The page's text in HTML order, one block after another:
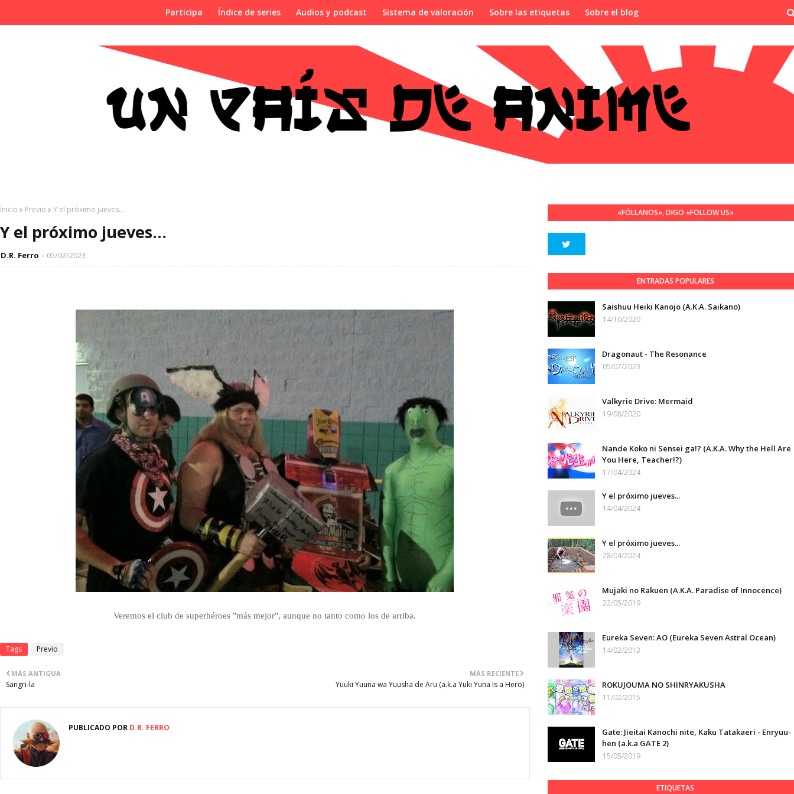
Participa Índice de series Audios y podcast Sistema de valoración Sobre las etiquetas Sobre el blog
Inicio Previo Y el próximo jueves...
Y el próximo jueves...
D.R. Ferro 05/02/2023
Veremos el club de superhéroes "más mejor", aunque no tanto como los de arriba.
Tags Previo
MÁS RECIENTE
Yuuki Yuuna wa Yuusha de Aru (a.k.a Yuki Yuna Is a Hero)
MÁS ANTIGUA
Sangri-la
PUBLICADO POR D.R. FERRO
«FÓLLANOS», DIGO «FOLLOW US»
ENTRADAS POPULARES
Saishuu Heiki Kanojo (A.K.A. Saikano)
14/10/2020
Dragonaut - The Resonance
05/07/2023
Valkyrie Drive: Mermaid
19/08/2020
Nande Koko ni Sensei ga!? (A.K.A. Why the Hell Are
You Here, Teacher!?)
17/04/2024
Y el próximo jueves...
14/04/2024
Y el próximo jueves...
28/04/2024
Mujaki no Rakuen (A.K.A. Paradise of Innocence)
22/05/2019
Eureka Seven: AO (Eureka Seven Astral Ocean)
14/02/2013
ROKUJOUMA NO SHINRYAKUSHA
11/02/2015
Gate: Jieitai Kanochi nite, Kaku Tatakaeri - Enryuu-
hen (a.k.a GATE 2)
15/05/2019
ETIQUETAS